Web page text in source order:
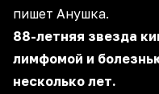
пишет Анушка.
88-летняя звезда
лимфомой и
несколько лет.